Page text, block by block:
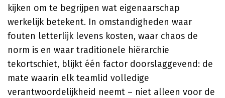
kijken om te begrijpen wat eigenaarschap
werkelijk betekent. In omstandigheden waar
fouten letterlijk levens kosten, waar chaos de
norm is en waar traditionele hiërarchie
tekortschiet, blijkt één factor doorslaggevend: de
mate waarin elk teamlid volledige
verantwoordelijkheid neemt – niet alleen voor de